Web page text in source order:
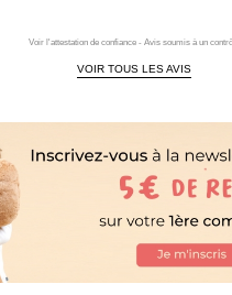
Voir l'attestation de confiance - Avis soumis à un
VOIR TOUS LES AVIS